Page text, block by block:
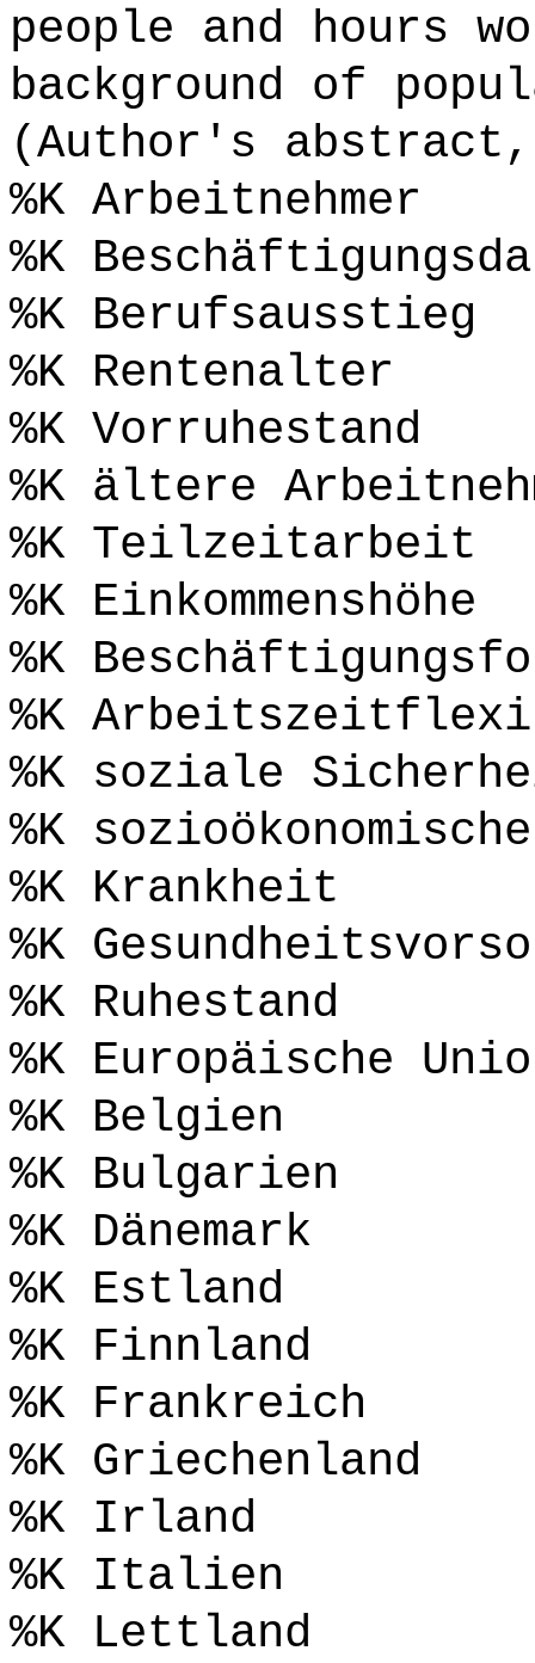
people and hours
background of
(Author's
%K Arbeitnehmer
%K
%K Berufsausstieg
%K Rentenalter
%K Vorruhestand
%K ältere
%K Teilzeitarbeit
%K Einkommenshöhe
%K
%K
%K soziale
%K
%K Krankheit
%K
%K Ruhestand
%K Europäische
%K Belgien
%K Bulgarien
%K Dänemark
%K Estland
%K Finnland
%K Frankreich
%K Griechenland
%K Irland
%K Italien
%K Lettland